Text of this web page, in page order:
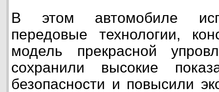
В этом автомобиле
передовые технологии,
модель прекрасной
сохранили высокие
безопасности и повысили